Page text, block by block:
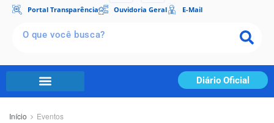
Portal Transparência Ouvidoria Geral E-Mail
Diário Oficial
Início Eventos